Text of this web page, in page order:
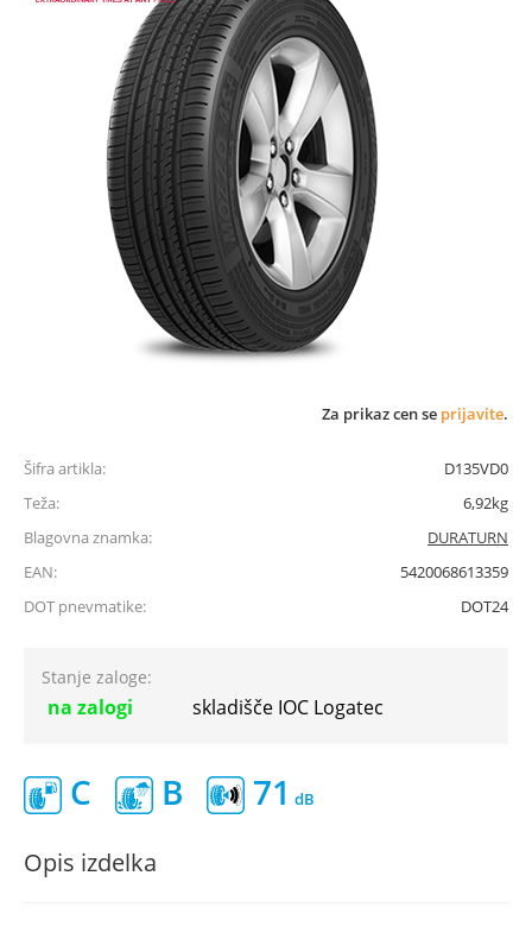
Za prikaz cen se prijavite.
Šifra artikla:
D135VD0
Teža:
6,92kg
Blagovna znamka:
DURATURN
EAN:
5420068613359
DOT pnevmatike:
DOT24
Stanje zaloge:
na zalogi skladišče IOC Logatec
C B 71
Opis izdelka